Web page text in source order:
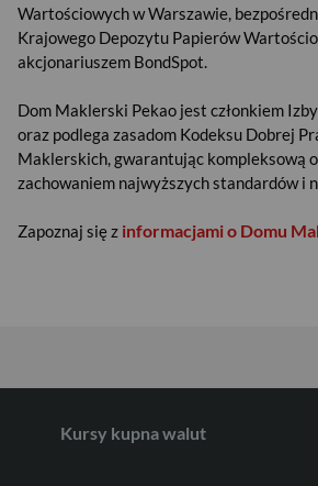
Wartościowych w Warszawie,
Krajowego Depozytu Papierów
akcjonariuszem BondSpot.
Dom Maklerski Pekao jest członkiem
oraz podlega zasadom Kodeksu Dobrej
Maklerskich, gwarantując kompleksową
zachowaniem najwyższych standardów i
Zapoznaj się z informacjami o Domu
Kursy kupna walut
USD